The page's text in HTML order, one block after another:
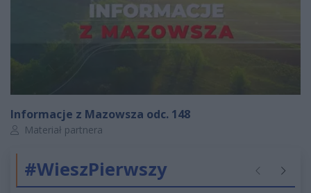
Informacje z Mazowsza odc. 148
Autor artykułu:
Materiał partnera
#WieszPierwszy Poprzednie